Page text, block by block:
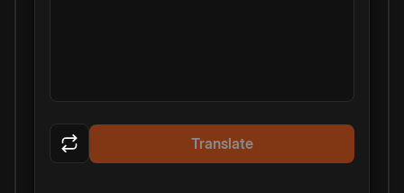
Translate